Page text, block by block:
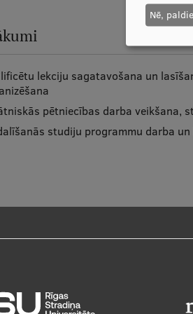
lekciju sagatavošana un
pētniecības darba veikšana,
studiju programmu darba
Nē,